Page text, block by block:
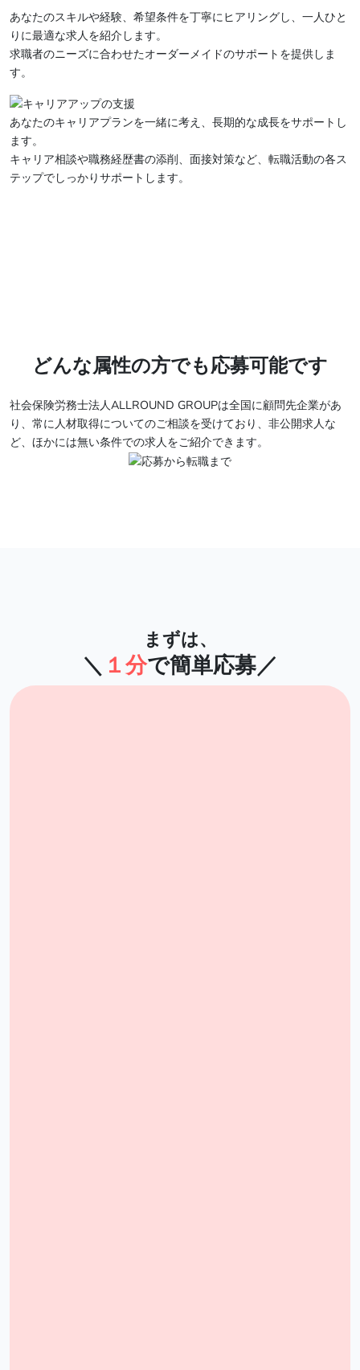
あなたのスキルや経験、希望条件を丁寧にヒアリングし、一人ひと
りに最適な求人を紹介します。
求職者のニーズに合わせたオーダーメイドのサポートを提供しま
す。
あなたのキャリアプランを一緒に考え、長期的な成長をサポートし
ます。
キャリア相談や職務経歴書の添削、面接対策など、転職活動の各ス
テップでしっかりサポートします。
どんな属性の方でも応募可能です
社会保険労務士法人ALLROUND GROUPは全国に顧問先企業があ
り、常に人材取得についてのご相談を受けており、非公開求人な
ど、ほかには無い条件での求人をご紹介できます。
まずは、
＼ １分で簡単応募／